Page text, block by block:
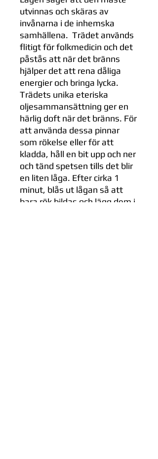
utvinnas och skäras av
invånarna i de inhemska
samhällena. Trädet används
flitigt för folkmedicin och det
påstås att när det bränns
hjälper det att rena dåliga
energier och bringa lycka.
Trädets unika eteriska
oljesammansättning ger en
härlig doft när det bränns. För
att använda dessa pinnar
som rökelse eller för att
kladda, håll en bit upp och ner
och tänd spetsen tills det blir
en liten låga. Efter cirka 1
minut, blås ut lågan så att
bara rök bildas och lägg dem i